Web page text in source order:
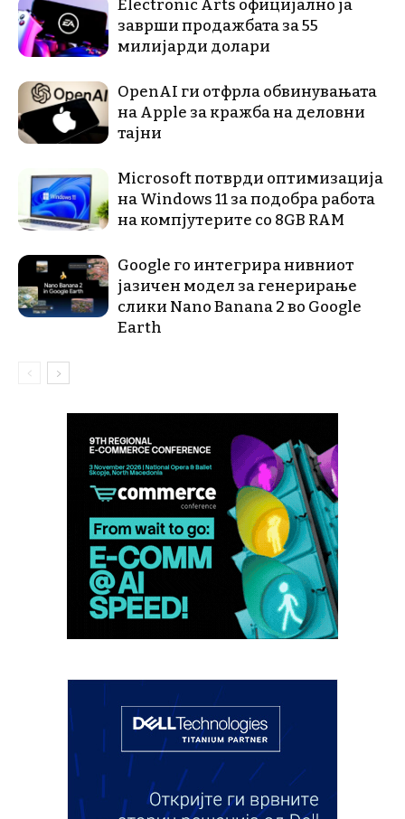
Electronic Arts официјално ја
заврши продажбата за 55
милијарди долари
OpenAI ги отфрла обвинувањата
на Apple за кражба на деловни
тајни
Microsoft потврди оптимизација
на Windows 11 за подобра работа
на компјутерите со 8GB RAM
Google го интегрира нивниот
јазичен модел за генерирање
слики Nano Banana 2 во Google
Earth